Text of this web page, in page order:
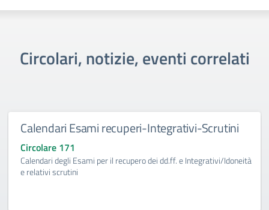
Circolari, notizie, eventi correlati
Calendari Esami recuperi-Integrativi-Scrutini
Circolare 171
Calendari degli Esami per il recupero dei dd.ff. e Integrativi/Idoneità
e relativi scrutini